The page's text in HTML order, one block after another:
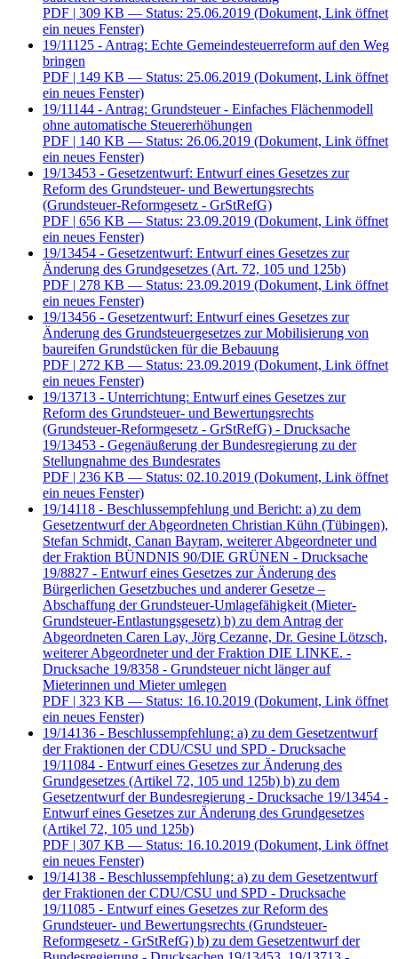
PDF | 309 KB — Status: 25.06.2019 (Dokument, Link öffnet
ein neues Fenster)
19/11125 - Antrag: Echte Gemeindesteuerreform auf den Weg
bringen
PDF | 149 KB — Status: 25.06.2019 (Dokument, Link öffnet
ein neues Fenster)
19/11144 - Antrag: Grundsteuer - Einfaches Flächenmodell
ohne automatische Steuererhöhungen
PDF | 140 KB — Status: 26.06.2019 (Dokument, Link öffnet
ein neues Fenster)
19/13453 - Gesetzentwurf: Entwurf eines Gesetzes zur
Reform des Grundsteuer- und Bewertungsrechts
(Grundsteuer-Reformgesetz - GrStRefG)
PDF | 656 KB — Status: 23.09.2019 (Dokument, Link öffnet
ein neues Fenster)
19/13454 - Gesetzentwurf: Entwurf eines Gesetzes zur
Änderung des Grundgesetzes (Art. 72, 105 und 125b)
PDF | 278 KB — Status: 23.09.2019 (Dokument, Link öffnet
ein neues Fenster)
19/13456 - Gesetzentwurf: Entwurf eines Gesetzes zur
Änderung des Grundsteuergesetzes zur Mobilisierung von
baureifen Grundstücken für die Bebauung
PDF | 272 KB — Status: 23.09.2019 (Dokument, Link öffnet
ein neues Fenster)
19/13713 - Unterrichtung: Entwurf eines Gesetzes zur
Reform des Grundsteuer- und Bewertungsrechts
(Grundsteuer-Reformgesetz - GrStRefG) - Drucksache
19/13453 - Gegenäußerung der Bundesregierung zu der
Stellungnahme des Bundesrates
PDF | 236 KB — Status: 02.10.2019 (Dokument, Link öffnet
ein neues Fenster)
19/14118 - Beschlussempfehlung und Bericht: a) zu dem
Gesetzentwurf der Abgeordneten Christian Kühn (Tübingen),
Stefan Schmidt, Canan Bayram, weiterer Abgeordneter und
der Fraktion BÜNDNIS 90/DIE GRÜNEN - Drucksache
19/8827 - Entwurf eines Gesetzes zur Änderung des
Bürgerlichen Gesetzbuches und anderer Gesetze –
Abschaffung der Grundsteuer-Umlagefähigkeit (Mieter-
Grundsteuer-Entlastungsgesetz) b) zu dem Antrag der
Abgeordneten Caren Lay, Jörg Cezanne, Dr. Gesine Lötzsch,
weiterer Abgeordneter und der Fraktion DIE LINKE. -
Drucksache 19/8358 - Grundsteuer nicht länger auf
Mieterinnen und Mieter umlegen
PDF | 323 KB — Status: 16.10.2019 (Dokument, Link öffnet
ein neues Fenster)
19/14136 - Beschlussempfehlung: a) zu dem Gesetzentwurf
der Fraktionen der CDU/CSU und SPD - Drucksache
19/11084 - Entwurf eines Gesetzes zur Änderung des
Grundgesetzes (Artikel 72, 105 und 125b) b) zu dem
Gesetzentwurf der Bundesregierung - Drucksache 19/13454 -
Entwurf eines Gesetzes zur Änderung des Grundgesetzes
(Artikel 72, 105 und 125b)
PDF | 307 KB — Status: 16.10.2019 (Dokument, Link öffnet
ein neues Fenster)
19/14138 - Beschlussempfehlung: a) zu dem Gesetzentwurf
der Fraktionen der CDU/CSU und SPD - Drucksache
19/11085 - Entwurf eines Gesetzes zur Reform des
Grundsteuer- und Bewertungsrechts (Grundsteuer-
Reformgesetz - GrStRefG) b) zu dem Gesetzentwurf der